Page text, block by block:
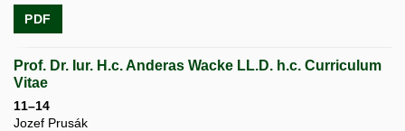
PDF
Prof. Dr. Iur. H.c. Anderas Wacke LL.D. h.c. Curriculum
Vitae
11–14
Jozef Prusák